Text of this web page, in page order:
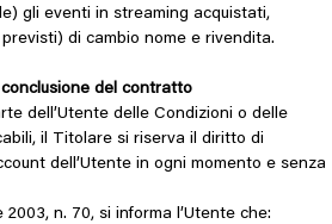
gli eventi in streaming acquistati,
di cambio nome e rivendita.
del contratto
dell’Utente delle Condizioni o delle
il Titolare si riserva il diritto di
dell’Utente in ogni momento e senza
n. 70, si informa l’Utente che: